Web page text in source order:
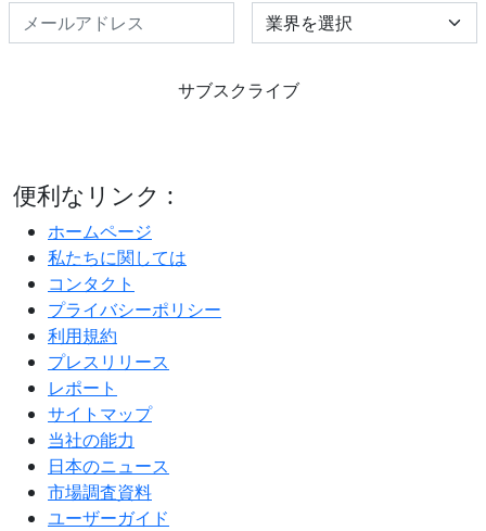
Select Industry
サブスクライブ
便利なリンク :
ホームページ
私たちに関しては
コンタクト
プライバシーポリシー
利用規約
プレスリリース
レポート
サイトマップ
当社の能力
日本のニュース
市場調査資料
ユーザーガイド